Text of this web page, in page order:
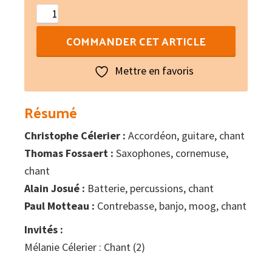
quantité
de
LibertatCOMMANDER CET ARTICLE
Mettre en favoris
Résumé
Christophe Célerier : Accordéon, guitare, chant
Thomas Fossaert : Saxophones, cornemuse,
chant
Alain Josué : Batterie, percussions, chant
Paul Motteau : Contrebasse, banjo, moog, chant
Invités :
Mélanie Célerier : Chant (2)